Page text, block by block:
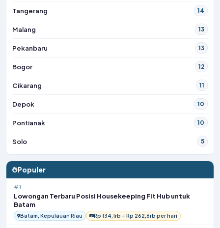
Tangerang 14
Malang 13
Pekanbaru 13
Bogor 12
Cikarang 11
Depok 10
Pontianak 10
Solo 5
Populer
#1
Lowongan Terbaru Posisi Housekeeping Fit Hub untuk
Batam
Batam, Kepulauan Riau Rp 134,1rb – Rp 262,6rb per hari